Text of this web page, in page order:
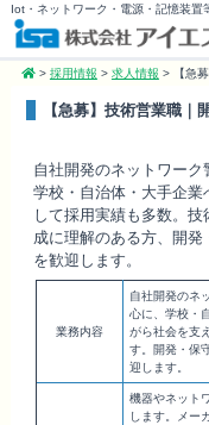
Iot・ネットワーク・電源・記憶装
> 採用情報 > 求人情報 > 【急
【急募】技術営業職｜
自社開発のネットワーク
学校・自治体・大手企業
して採用実績も多数。
成に理解のある方、開
を歓迎します。
業務内容
自社開発のネ
心に、学校・
がら社会を支
す。開発・保
迎します。
機器やネット
します。メー